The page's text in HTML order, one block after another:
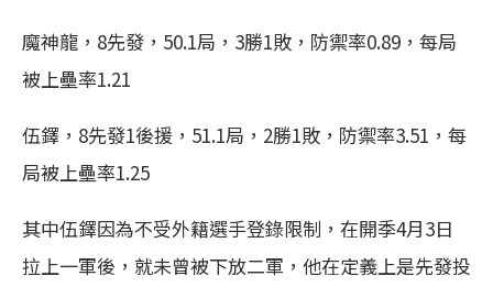
魔神龍，8先發，50.1局，3勝1敗，防禦率0.89，每局
被上壘率1.21
伍鐸，8先發1後援，51.1局，2勝1敗，防禦率3.51，每
局被上壘率1.25
其中伍鐸因為不受外籍選手登錄限制，在開季4月3日
拉上一軍後，就未曾被下放二軍，他在定義上是先發投